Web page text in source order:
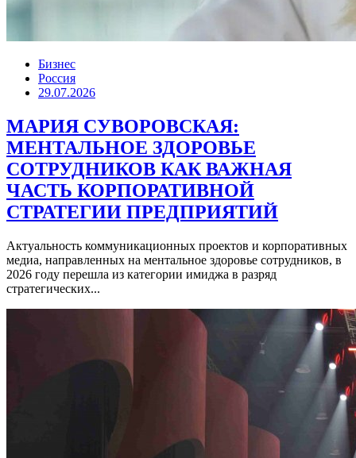
Бизнес
Россия
29.07.2026
МАРИЯ СУВОРОВСКАЯ:
МЕНТАЛЬНОЕ ЗДОРОВЬЕ
СОТРУДНИКОВ КАК ВАЖНАЯ
ЧАСТЬ КОРПОРАТИВНОЙ
СТРАТЕГИИ ПРЕДПРИЯТИЙ
Актуальность коммуникационных проектов и корпоративных
медиа, направленных на ментальное здоровье сотрудников, в
2026 году перешла из категории имиджа в разряд
стратегических...